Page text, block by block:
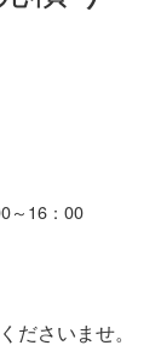
～16：00
ださいませ。